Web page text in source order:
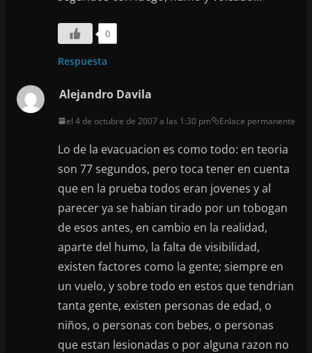
0
Respuesta
Alejandro Davila
el 4 de octubre de 2007 a las 1:30 pm Enlace permanente
Lo de la evacuacion es como todo: en teoria
son 77 segundos, pero toca tener en cuenta
que en la prueba todos eran jovenes y al
parecer ya se habian tirado por un tobogan
de esos antes, en cambio en la realidad,
aparte del humo, la falta de visibilidad,
existen factores como la gente; siempre en
un vuelo, y sobre todo en estos que tendrian
tanta gente, existen personas de edad, o
niños, o personas con bebes, o personas
que estan lesionadas o por alguna razon no